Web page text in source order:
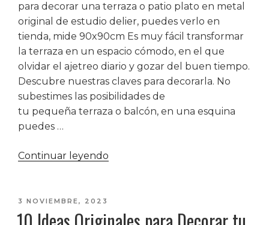
para decorar una terraza o patio plato en metal
original de estudio delier, puedes verlo en
tienda, mide 90x90cm Es muy fácil transformar
la terraza en un espacio cómodo, en el que
olvidar el ajetreo diario y gozar del buen tiempo.
Descubre nuestras claves para decorarla. No
subestimes las posibilidades de
tu pequeña terraza o balcón, en una esquina
puedes …
Continuar leyendo
o
PUBLICADO
3 NOVIEMBRE, 2023